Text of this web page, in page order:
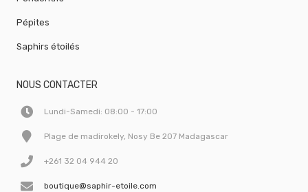
Pépites
Saphirs étoilés
NOUS CONTACTER
Lundi-Samedi: 08:00 - 17:00
Plage de madirokely, Nosy Be 207 Madagascar
+261 32 04 944 20
boutique@saphir-etoile.com